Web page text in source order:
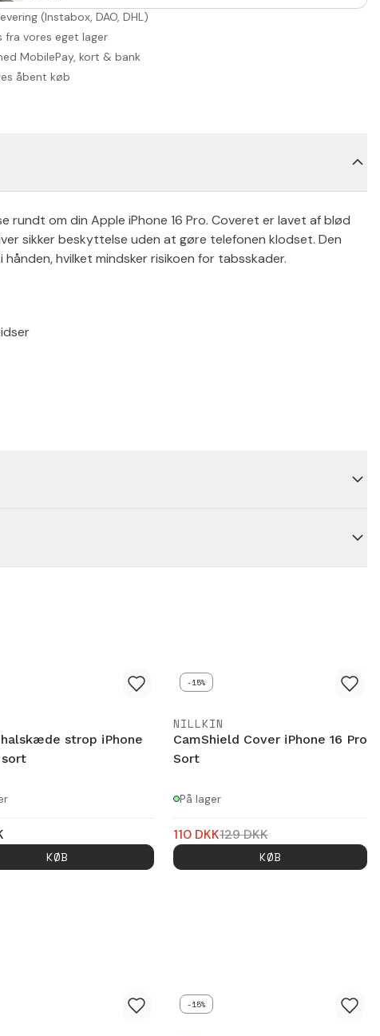
(Instabox, DAO, DHL)
fra vores eget lager
MobilePay, kort & bank
åbent køb
om din Apple iPhone 16 Pro. Coveret er lavet af blød
sikker beskyttelse uden at gøre telefonen klodset. Den
hvilket mindsker risikoen for tabsskader.
strop iPhone
sort
KØB
-15%
NILLKIN
CamShield Cover iPhone 16 Pro
Sort
På lager
110 DKK129DKK
KØB
-15%